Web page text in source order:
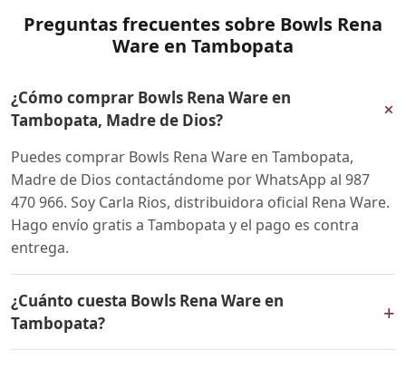
Preguntas frecuentes sobre Bowls Rena
Ware en Tambopata
¿Cómo comprar Bowls Rena Ware en
Tambopata, Madre de Dios?
+
Puedes comprar Bowls Rena Ware en Tambopata,
Madre de Dios contactándome por WhatsApp al 987
470 966. Soy Carla Rios, distribuidora oficial Rena Ware.
Hago envío gratis a Tambopata y el pago es contra
entrega.
¿Cuánto cuesta Bowls Rena Ware en
Tambopata?
+